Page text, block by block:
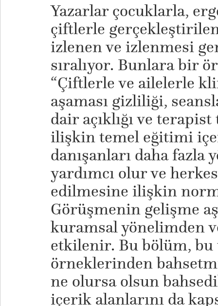
Yazarlar çocuklarla,
çiftlerle
izlenen ve izlenmesi
sıralıyor. Bunlara bir
“Çiftlerle ve ailelerle
aşaması gizliliği,
dair açıklığı ve
ilişkin temel eğitimi
danışanları daha fazla
yardımcı olur ve
edilmesine ilişkin
Görüşmenin gelişme
kuramsal yönelimden
etkilenir. Bu bölüm,
örneklerinden
ne olursa olsun
içerik alanlarını da